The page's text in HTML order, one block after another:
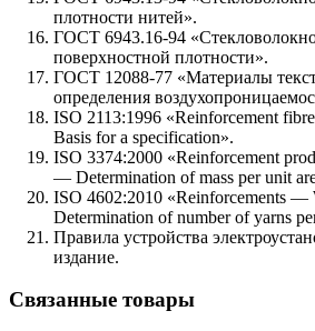
плотности нитей».
ГОСТ 6943.16-94
поверхностной плотности».
ГОСТ 12088-77 «Материалы
определения
ISO 2113:1996 «Reinforcement
Basis for a specification».
ISO 3374:2000 «Reinforcement
— Determination of mass per unit
ISO 4602:2010 «Reinforcements
Determination of number of yarns
Правила устройства
издание.
Связанные товары